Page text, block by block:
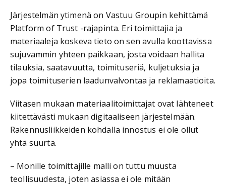
Järjestelmän ytimenä on Vastuu Groupin kehittämä
Platform of Trust -rajapinta. Eri toimittajia ja
materiaaleja koskeva tieto on sen avulla koottavissa
sujuvammin yhteen paikkaan, josta voidaan hallita
tilauksia, saatavuutta, toimituseriä, kuljetuksia ja
jopa toimituserien laadunvalvontaa ja reklamaatioita.
Viitasen mukaan materiaalitoimittajat ovat lähteneet
kiitettävästi mukaan digitaaliseen järjestelmään.
Rakennusliikkeiden kohdalla innostus ei ole ollut
yhtä suurta.
– Monille toimittajille malli on tuttu muusta
teollisuudesta, joten asiassa ei ole mitään